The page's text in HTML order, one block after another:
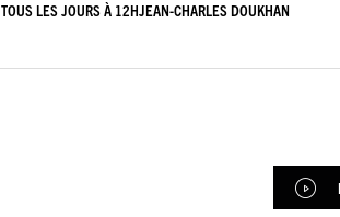
TOUS LES JOURS À 12HJEAN-CHARLES DOUKHAN